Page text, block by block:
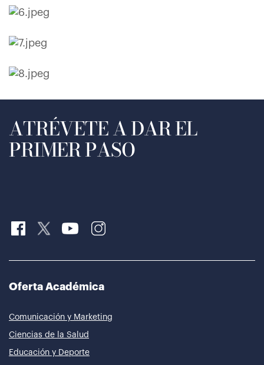
ATRÉVETE A DAR EL
PRIMER PASO
Oferta Académica
Comunicación y Marketing
Ciencias de la Salud
Educación y Deporte